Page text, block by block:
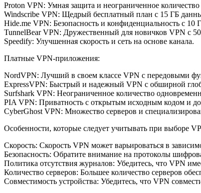
Proton VPN: Умная защита и неограниченное
Windscribe VPN: Щедрый бесплатный план с 15 ГБ
Hide.me VPN: Безопасность и конфиденциальность с 10
TunnelBear VPN: Дружественный для новичков VPN с
Speedify: Улучшенная скорость и сеть на основе канала.
Платные VPN-приложения:
NordVPN: Лучший в своем классе VPN с передовыми
ExpressVPN: Быстрый и надежный VPN с обширной
Surfshark VPN: Неограниченное количество
PIA VPN: Приватность с открытым исходным кодом и
CyberGhost VPN: Множество серверов и
Особенности, которые следует учитывать при выборе
Скорость: Скорость VPN может варьироваться в
Безопасность: Обратите внимание на протоколы
Политика отсутствия журналов: Убедитесь, что VPN
Количество серверов: Большее количество серверов
Совместимость устройства: Убедитесь, что VPN